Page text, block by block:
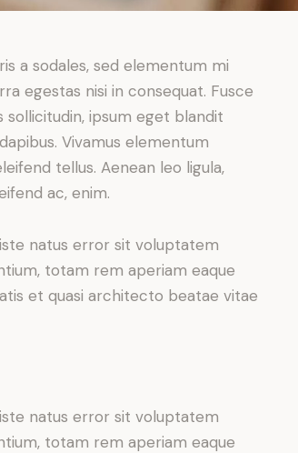
a sodales, sed elementum mi
egestas nisi in consequat. Fusce
sollicitudin, ipsum eget blandit
Vivamus elementum
tellus. Aenean leo ligula,
ac, enim.
natus error sit voluptatem
totam rem aperiam eaque
et quasi architecto beatae vitae
natus error sit voluptatem
totam rem aperiam eaque